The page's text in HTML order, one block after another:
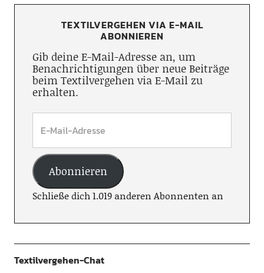
TEXTILVERGEHEN VIA E-MAIL
ABONNIEREN
Gib deine E-Mail-Adresse an, um
Benachrichtigungen über neue Beiträge
beim Textilvergehen via E-Mail zu
erhalten.
Abonnieren
Schließe dich 1.019 anderen Abonnenten an
Textilvergehen-Chat